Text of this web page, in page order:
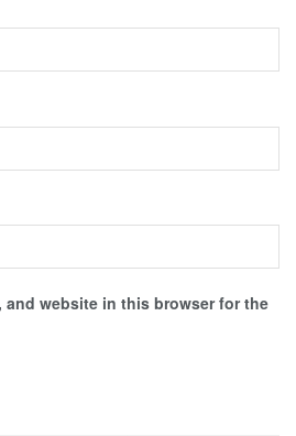
and website in this browser for the